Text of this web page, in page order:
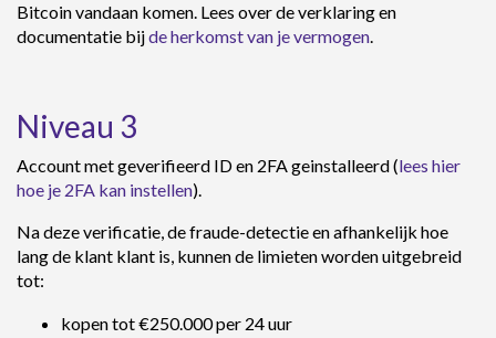
Bitcoin vandaan komen. Lees over de verklaring en
documentatie bijde herkomst van je vermogen.
Niveau 3
Account met geverifieerd ID en 2FA geinstalleerd (lees hier
hoe je 2FA kan instellen).
Na deze verificatie, de fraude-detectie en afhankelijk hoe
lang de klant klant is, kunnen de limieten worden uitgebreid
tot:
kopen tot €250.000 per 24 uur